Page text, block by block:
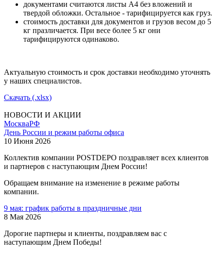
документами считаются листы А4 без вложений и
твердой обложки. Остальное - тарифицируется как груз.
стоимость доставки для документов и грузов весом до 5
кг празличается. При весе более 5 кг они
тарифицируются одинаково.
Актуальную стоимость и срок доставки необходимо уточнять
у наших специалистов.
Скачать (.xlsx)
НОВОСТИ И АКЦИИ
МоскваРФ
День России и режим работы офиса
10 Июня 2026
Коллектив компании POSTDEPO поздравляет всех клиентов
и партнеров с наступающим Днем России!
Обращаем внимание на изменение в режиме работы
компании.
9 мая: график работы в праздничные дни
8 Мая 2026
Дорогие партнеры и клиенты, поздравляем вас с
наступающим Днем Победы!